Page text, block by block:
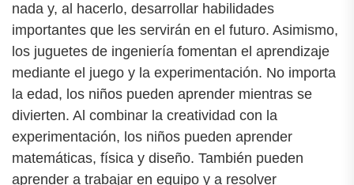
nada y, al hacerlo, desarrollar habilidades
importantes que les servirán en el futuro. Asimismo,
los juguetes de ingeniería fomentan el aprendizaje
mediante el juego y la experimentación. No importa
la edad, los niños pueden aprender mientras se
divierten. Al combinar la creatividad con la
experimentación, los niños pueden aprender
matemáticas, física y diseño. También pueden
aprender a trabajar en equipo y a resolver